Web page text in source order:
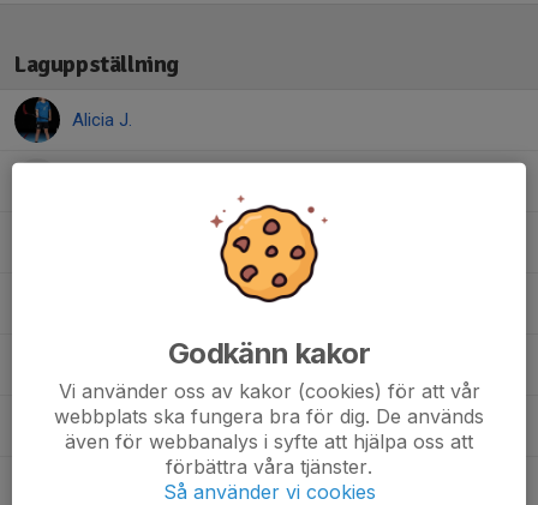
Laguppställning
Alicia J.
Julia F.
Godkänn kakor
Vi använder oss av kakor (cookies) för att vår
webbplats ska fungera bra för dig. De används
även för webbanalys i syfte att hjälpa oss att
förbättra våra tjänster.
Så använder vi cookies